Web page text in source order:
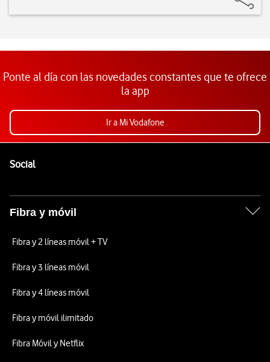
Ponte al día con las novedades constantes que te ofrece
la app
Ir a Mi Vodafone
SocialEnlaces a las redes sociales de Vodafone
Fibra y móvil
Fibra y 2 líneas móvil + TV
Fibra y 3 líneas móvil
Fibra y 4 líneas móvil
Fibra y móvil ilimitado
Fibra Móvil y Netflix